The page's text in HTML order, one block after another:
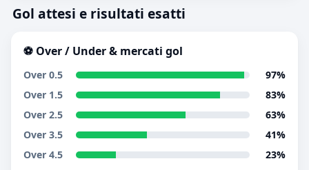
Gol attesi e risultati esatti
⚽ Over / Under & mercati gol
Over 0.5
97%
Over 1.5
83%
Over 2.5
63%
Over 3.5
41%
Over 4.5
23%